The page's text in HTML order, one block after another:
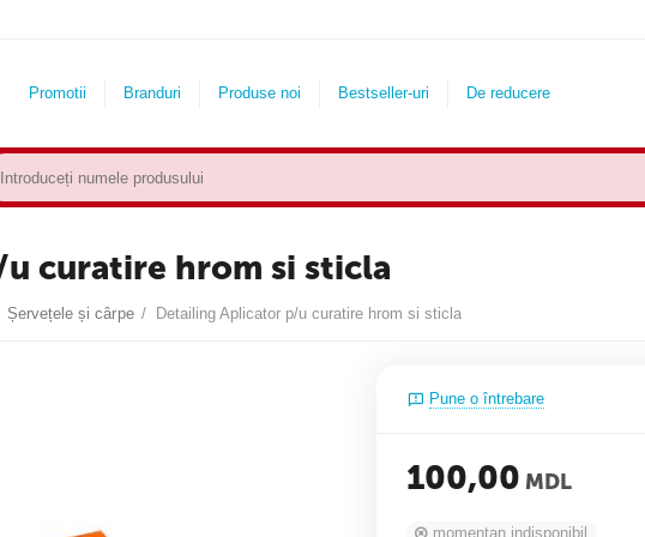
Promotii Branduri Produse noi Bestseller-uri De reducere
curatire hrom si sticla
Șervețele și cârpe / Detailing Aplicator p/u curatire hrom si sticla
Pune o întrebare
100,00 MDL
momentan indisponibil